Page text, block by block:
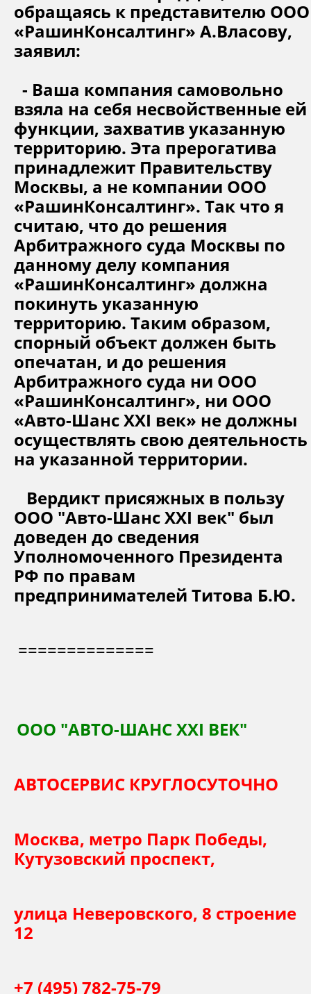
обращаясь к представителю ООО
«РашинКонсалтинг» А.Власову,
заявил:
- Ваша компания самовольно
взяла на себя несвойственные ей
функции, захватив указанную
территорию. Эта прерогатива
принадлежит Правительству
Москвы, а не компании ООО
«РашинКонсалтинг». Так что я
считаю, что до решения
Арбитражного суда Москвы по
данному делу компания
«РашинКонсалтинг» должна
покинуть указанную
территорию. Таким образом,
спорный объект должен быть
опечатан, и до решения
Арбитражного суда ни ООО
«РашинКонсалтинг», ни ООО
«Авто-Шанс XXI век» не должны
осуществлять свою деятельность
на указанной территории.
Вердикт присяжных в пользу
ООО "Авто-Шанс XXI век" был
доведен до сведения
Уполномоченного Президента
РФ по правам
предпринимателей Титова Б.Ю.
==============
ООО "АВТО-ШАНС XXI ВЕК"
АВТОСЕРВИС КРУГЛОСУТОЧНО
Москва, метро Парк Победы,
Кутузовский проспект,
улица Неверовского, 8 строение
12
+7 (495) 782-75-79